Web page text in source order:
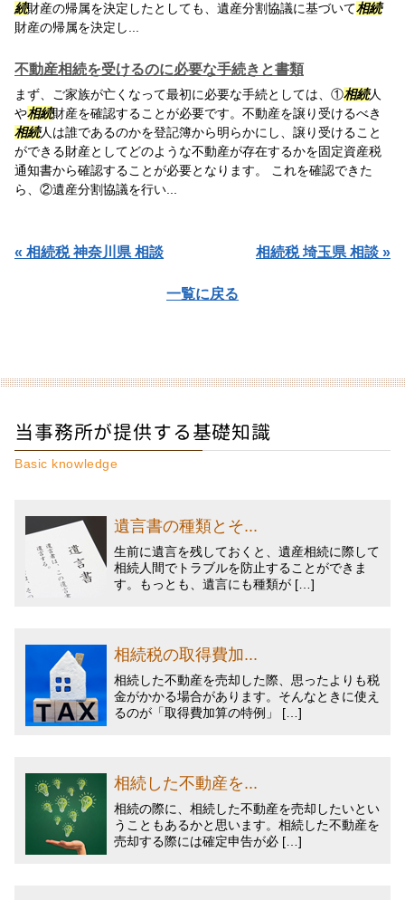
続財産の帰属を決定したとしても、遺産分割協議に基づいて相続
財産の帰属を決定し...
不動産相続を受けるのに必要な手続きと書類
まず、ご家族が亡くなって最初に必要な手続としては、①相続人
や相続財産を確認することが必要です。不動産を譲り受けるべき
相続人は誰であるのかを登記簿から明らかにし、譲り受けること
ができる財産としてどのような不動産が存在するかを固定資産税
通知書から確認することが必要となります。 これを確認できた
ら、②遺産分割協議を行い...
« 相続税 神奈川県 相談 相続税 埼玉県 相談 »
一覧に戻る
当事務所が提供する基礎知識
Basic knowledge
遺言書の種類とそ...
生前に遺言を残しておくと、遺産相続に際して
相続人間でトラブルを防止することができま
す。もっとも、遺言にも種類が […]
相続税の取得費加...
相続した不動産を売却した際、思ったよりも税
金がかかる場合があります。そんなときに使え
るのが「取得費加算の特例」 […]
相続した不動産を...
相続の際に、相続した不動産を売却したいとい
うこともあるかと思います。相続した不動産を
売却する際には確定申告が必 […]